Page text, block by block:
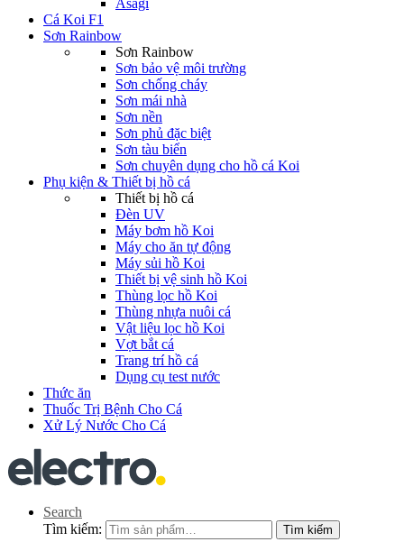
Cá Koi F1
Sơn Rainbow
Sơn Rainbow
Sơn bảo vệ môi trường
Sơn chống cháy
Sơn mái nhà
Sơn nền
Sơn phủ đặc biệt
Sơn tàu biển
Sơn chuyên dụng cho hồ cá Koi
Phụ kiện & Thiết bị hồ cá
Thiết bị hồ cá
Đèn UV
Máy bơm hồ Koi
Máy cho ăn tự động
Máy sủi hồ Koi
Thiết bị vệ sinh hồ Koi
Thùng lọc hồ Koi
Thùng nhựa nuôi cá
Vật liệu lọc hồ Koi
Vợt bắt cá
Trang trí hồ cá
Dụng cụ test nước
Thức ăn
Thuốc Trị Bệnh Cho Cá
Xử Lý Nước Cho Cá
Search
Tìm kiếm:
Tìm kiếm